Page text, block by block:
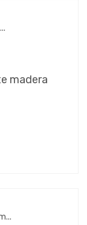
madera